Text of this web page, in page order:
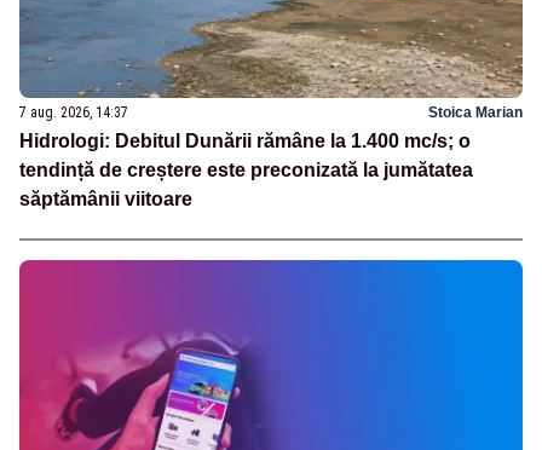
7 aug. 2026, 14:37 Stoica Marian
Hidrologi: Debitul Dunării rămâne la 1.400 mc/s; o
tendință de creștere este preconizată la jumătatea
săptămânii viitoare